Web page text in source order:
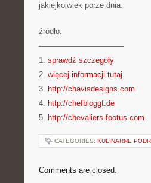
jakiejkolwiek porze dnia.
źródło:
———————————
1. sprawdź szczegóły
2. więcej informacji tutaj
3. http://chavisdesigns.com
4. http://chefbloggt.de
5. http://chevaliers-footus.com
CATEGORIES: KULINARNE
Comments are closed.